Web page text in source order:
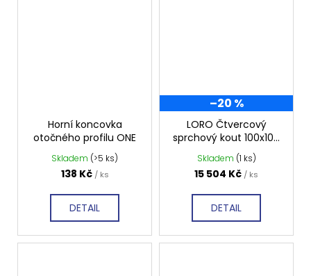
Horní koncovka
otočného profilu ONE
Skladem (>5 ks)
138 Kč / ks
DETAIL
–20 %
LORO Čtvercový
sprchový kout 100x100
mm, čiré sklo, GN4810-
GN4810
Skladem (1 ks)
15 504 Kč / ks
DETAIL